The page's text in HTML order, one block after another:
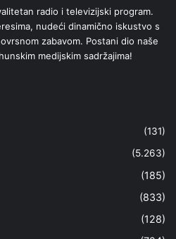
radio i televizijski program.
nudeći dinamično iskustvo s
zabavom. Postani dio naše
medijskim sadržajima!
(131)
(5.263)
(185)
(833)
(128)